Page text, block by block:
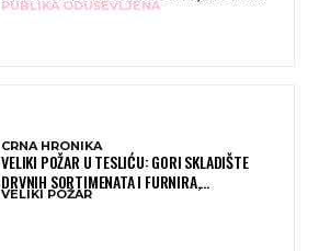
PREPLAVILE RODNI GRAD
PUBLIKA ODUŠEVLJENA
CRNA HRONIKA
VELIKI POŽAR U TESLIĆU: GORI SKLADIŠTE
DRVNIH SORTIMENATA I FURNIRA,
VATROGASCIMA STIŽE POMOĆ IZ VIŠE GRADOVA
VELIKI POŽAR